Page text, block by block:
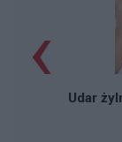
Udar
‹